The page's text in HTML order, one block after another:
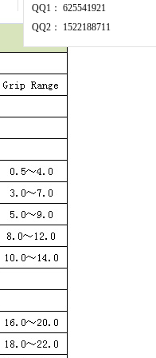
QQ1： 625541921
QQ2：
1522188711